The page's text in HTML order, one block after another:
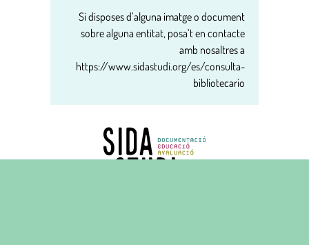
Si disposes d’alguna imatge o document
sobre alguna entitat, posa’t en contacte
amb nosaltres a
https://www.sidastudi.org/es/consulta-
bibliotecario